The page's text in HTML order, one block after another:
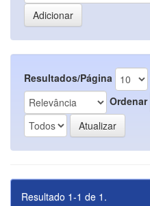
Resultados/Página
Ordenar
Resultado 1-1 de 1.